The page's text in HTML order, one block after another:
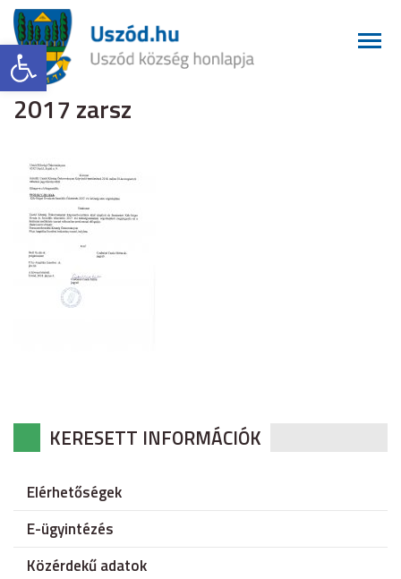
Eszköztár megnyitása
2017 zarsz
KERESETT INFORMÁCIÓK
Elérhetőségek
E-ügyintézés
Közérdekű adatok